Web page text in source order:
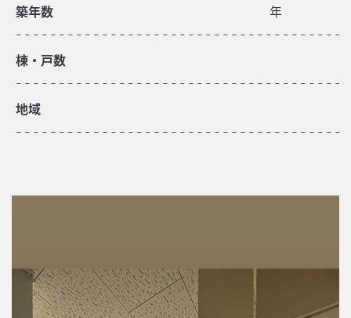
築年数 年
棟・戸数
地域